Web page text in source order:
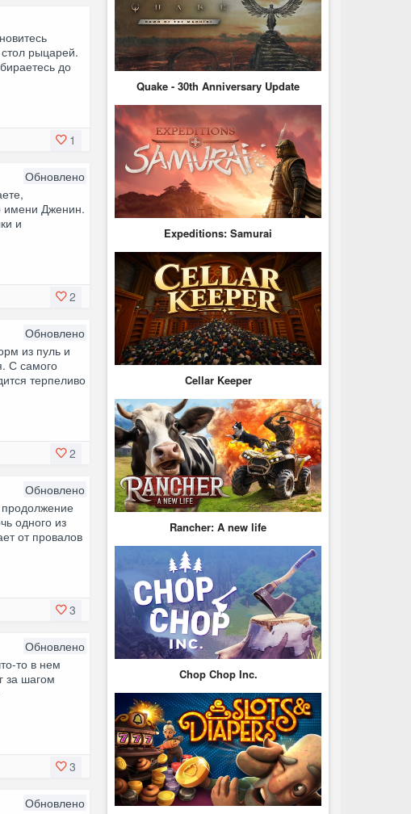
рыцарей.
до
1
Обновлено
имени Дженин.
и
2
Обновлено
из пуль и
С самого
терпеливо
2
Обновлено
одного из
от провалов
3
Обновлено
то в нем
за шагом
3
Обновлено
Quake - 30th Anniversary Update
Expeditions: Samurai
Cellar Keeper
Rancher: A new life
Chop Chop Inc.